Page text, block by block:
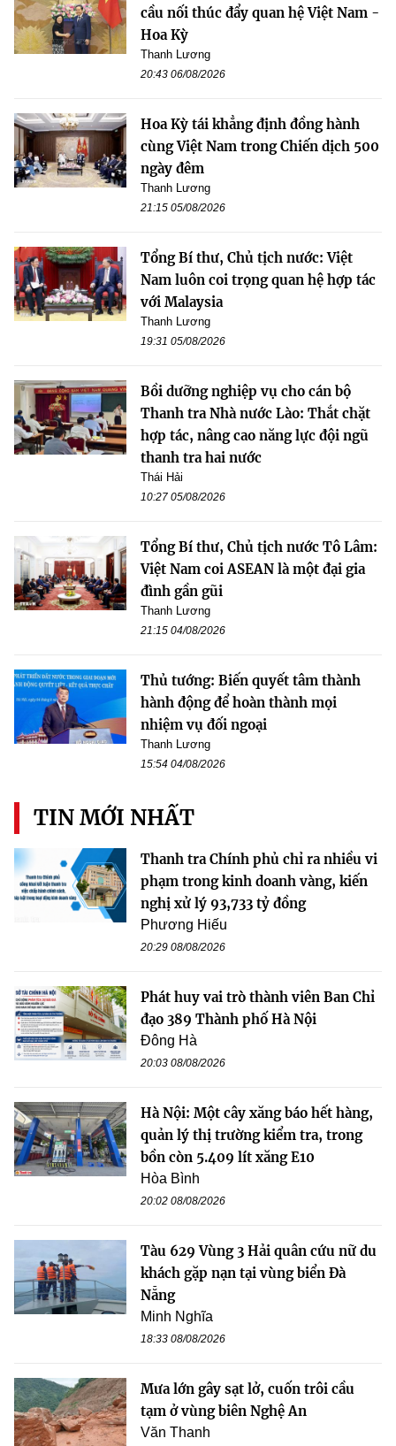
cầu nối thúc đẩy quan hệ Việt Nam -
Hoa Kỳ
Thanh Lương
20:43 06/08/2026
Hoa Kỳ tái khẳng định đồng hành
cùng Việt Nam trong Chiến dịch 500
ngày đêm
Thanh Lương
21:15 05/08/2026
Tổng Bí thư, Chủ tịch nước: Việt
Nam luôn coi trọng quan hệ hợp tác
với Malaysia
Thanh Lương
19:31 05/08/2026
Bồi dưỡng nghiệp vụ cho cán bộ
Thanh tra Nhà nước Lào: Thắt chặt
hợp tác, nâng cao năng lực đội ngũ
thanh tra hai nước
Thái Hải
10:27 05/08/2026
Tổng Bí thư, Chủ tịch nước Tô Lâm:
Việt Nam coi ASEAN là một đại gia
đình gần gũi
Thanh Lương
21:15 04/08/2026
Thủ tướng: Biến quyết tâm thành
hành động để hoàn thành mọi
nhiệm vụ đối ngoại
Thanh Lương
15:54 04/08/2026
TIN MỚI NHẤT
Thanh tra Chính phủ chỉ ra nhiều vi
phạm trong kinh doanh vàng, kiến
nghị xử lý 93,733 tỷ đồng
Phương Hiếu
20:29 08/08/2026
Phát huy vai trò thành viên Ban Chỉ
đạo 389 Thành phố Hà Nội
Đông Hà
20:03 08/08/2026
Hà Nội: Một cây xăng báo hết hàng,
quản lý thị trường kiểm tra, trong
bồn còn 5.409 lít xăng E10
Hòa Bình
20:02 08/08/2026
Tàu 629 Vùng 3 Hải quân cứu nữ du
khách gặp nạn tại vùng biển Đà
Nẵng
Minh Nghĩa
18:33 08/08/2026
Mưa lớn gây sạt lở, cuốn trôi cầu
tạm ở vùng biên Nghệ An
Văn Thanh